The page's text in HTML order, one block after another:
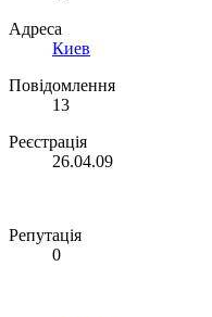
Адреса
Киев
Повідомлення
13
Реєстрація
26.04.09
Репутація
0